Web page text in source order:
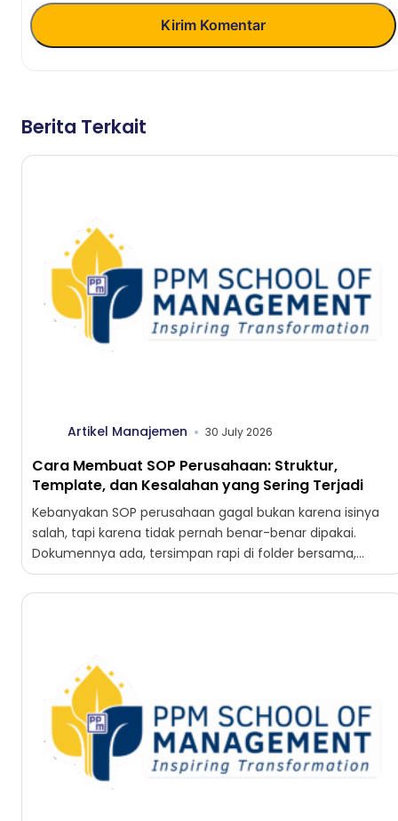
Kirim Komentar
Berita Terkait
Artikel Manajemen 30 July 2026
Cara Membuat SOP Perusahaan: Struktur,
Template, dan Kesalahan yang Sering Terjadi
Kebanyakan SOP perusahaan gagal bukan karena isinya
salah, tapi karena tidak pernah benar-benar dipakai.
Dokumennya ada, tersimpan rapi di folder bersama,
lengkap dengan tanda tangan...